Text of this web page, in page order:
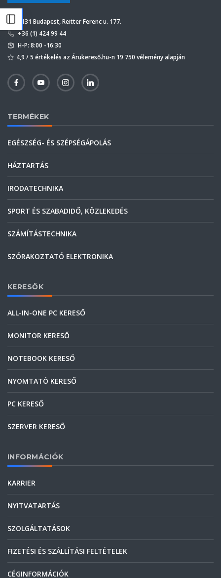
1131 Budapest, Reitter Ferenc u. 177.
+36 (1) 424 99 44
H-P: 8:00 -16:30
4,9 / 5 értékelés az Árukereső.hu-n 19 750 vélemény alapján
TERMÉKEK
EGÉSZSÉG- ÉS SZÉPSÉGÁPOLÁS
HÁZTARTÁS
IRODATECHNIKA
SPORT ÉS SZABADIDŐ, KÖZLEKEDÉS
SZÁMÍTÁSTECHNIKA
SZÓRAKOZTATÓ ELEKTRONIKA
KERESŐK
ALL-IN-ONE PC KERESŐ
MONITOR KERESŐ
NOTEBOOK KERESŐ
NYOMTATÓ KERESŐ
PC KERESŐ
SZERVER KERESŐ
INFORMÁCIÓK
KARRIER
NYITVATARTÁS
SZOLGÁLTATÁSOK
FIZETÉSI ÉS SZÁLLÍTÁSI FELTÉTELEK
CÉGINFORMÁCIÓK